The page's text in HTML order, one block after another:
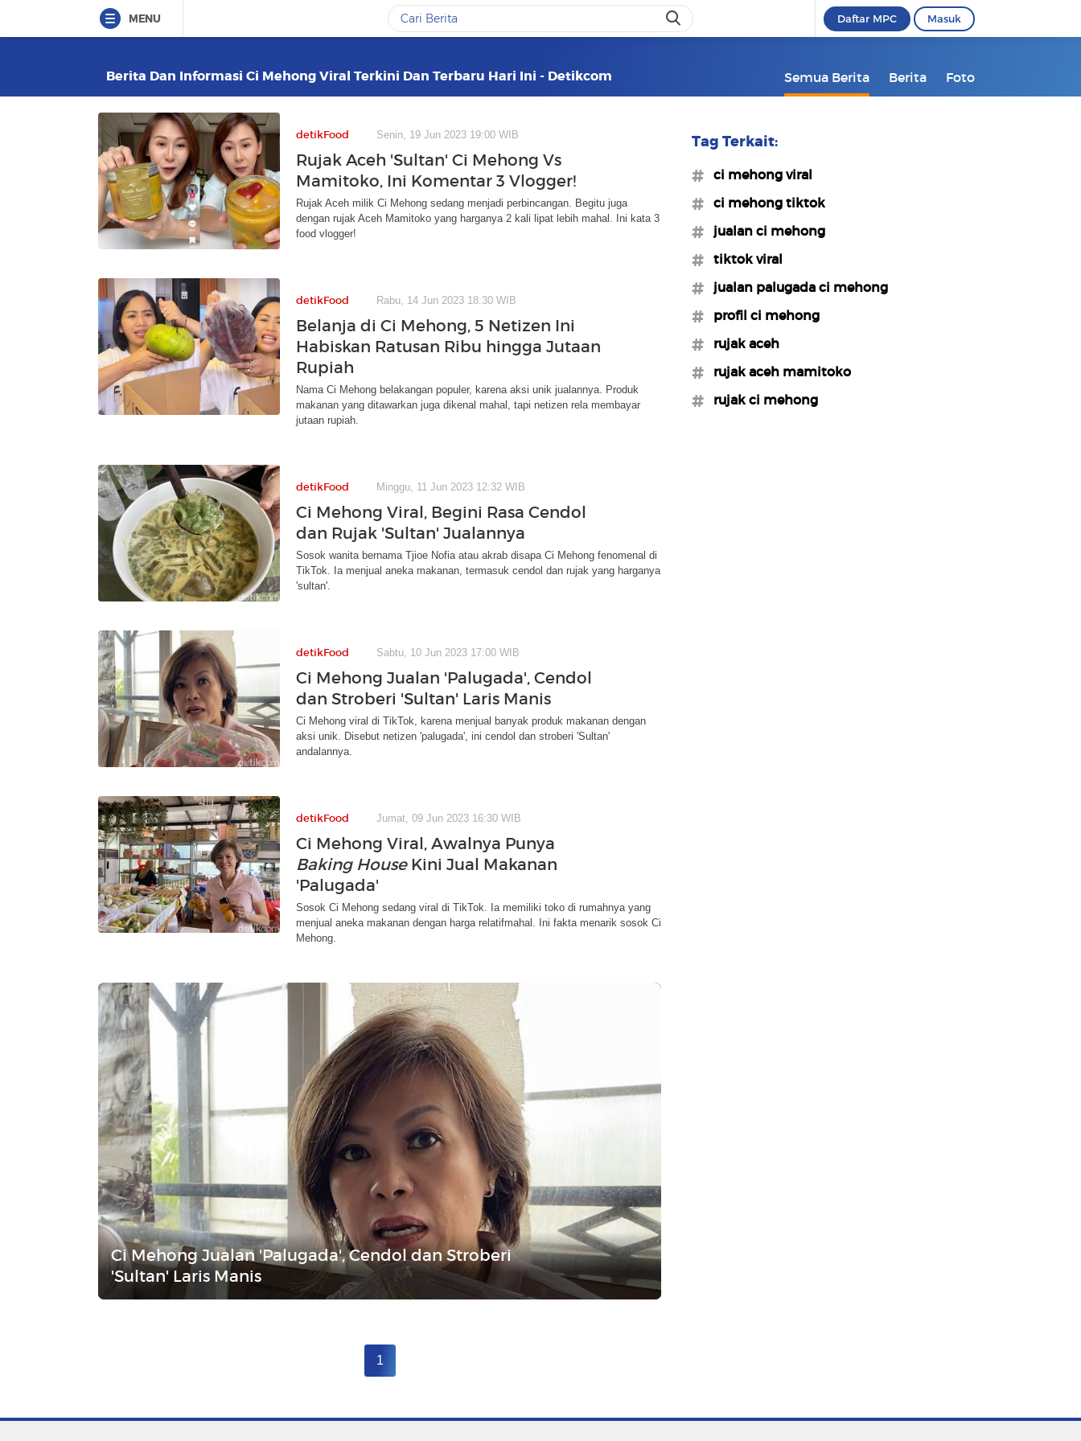
MENU Daftar MPC Masuk
Berita Dan Informasi Ci Mehong Viral Terkini Dan Terbaru Hari Ini - Detikcom Semua Berita Berita Foto
detikFood Senin, 19 Jun 2023 19:00 WIB
Rujak Aceh 'Sultan' Ci Mehong Vs
Mamitoko, Ini Komentar 3 Vlogger!
Rujak Aceh milik Ci Mehong sedang menjadi perbincangan. Begitu juga
dengan rujak Aceh Mamitoko yang harganya 2 kali lipat lebih mahal. Ini kata 3
food vlogger!
detikFood Rabu, 14 Jun 2023 18:30 WIB
Belanja di Ci Mehong, 5 Netizen Ini
Habiskan Ratusan Ribu hingga Jutaan
Rupiah
Nama Ci Mehong belakangan populer, karena aksi unik jualannya. Produk
makanan yang ditawarkan juga dikenal mahal, tapi netizen rela membayar
jutaan rupiah.
detikFood Minggu, 11 Jun 2023 12:32 WIB
Ci Mehong Viral, Begini Rasa Cendol
dan Rujak 'Sultan' Jualannya
Sosok wanita bernama Tjioe Nofia atau akrab disapa Ci Mehong fenomenal di
TikTok. Ia menjual aneka makanan, termasuk cendol dan rujak yang harganya
'sultan'.
detikFood Sabtu, 10 Jun 2023 17:00 WIB
Ci Mehong Jualan 'Palugada', Cendol
dan Stroberi 'Sultan' Laris Manis
Ci Mehong viral di TikTok, karena menjual banyak produk makanan dengan
aksi unik. Disebut netizen 'palugada', ini cendol dan stroberi 'Sultan'
andalannya.
detikFood Jumat, 09 Jun 2023 16:30 WIB
Ci Mehong Viral, Awalnya Punya
Baking HouseKini Jual Makanan
'Palugada'
Sosok Ci Mehong sedang viral di TikTok. Ia memiliki toko di rumahnya yang
menjual aneka makanan dengan harga relatifmahal. Ini fakta menarik sosok Ci
Mehong.
Ci Mehong Jualan 'Palugada', Cendol dan Stroberi
'Sultan' Laris Manis
1
Tag Terkait:
#ci mehong viral
#ci mehong tiktok
#jualan ci mehong
#tiktok viral
#jualan palugada ci mehong
#profil ci mehong
#rujak aceh
#rujak aceh mamitoko
#rujak ci mehong